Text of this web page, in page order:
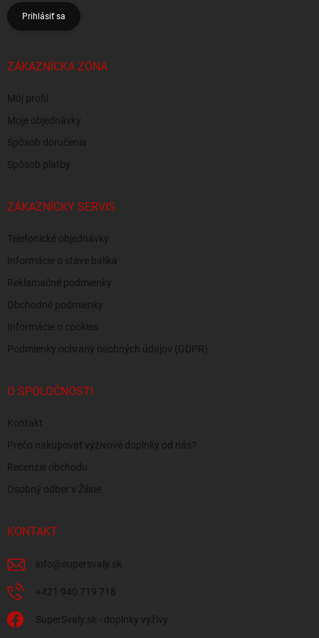
Prihlásiť sa
ZÁKAZNÍCKA ZÓNA
Môj profil
Moje objednávky
Spôsob doručenia
Spôsob platby
ZÁKAZNÍCKY SERVIS
Telefonické objednávky
Informácie o stave balíka
Reklamačné podmienky
Obchodné podmienky
Informácie o cookies
Podmienky ochrany osobných údajov (GDPR)
O SPOLOČNOSTI
Kontakt
Prečo nakupovať výživové doplnky od nás?
Recenzie obchodu
Osobný odber v Žiline
KONTAKT
info@ supersvaly.sk
+421 940 719 718
SuperSvaly.sk - doplnky výživy